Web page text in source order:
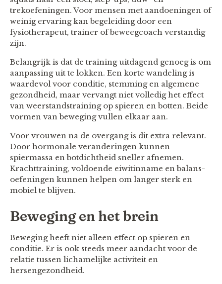
trekoefeningen. Voor mensen met aandoeningen of
weinig ervaring kan begeleiding door een
fysiotherapeut, trainer of beweegcoach verstandig
zijn.
Belangrijk is dat de training uitdagend genoeg is om
aanpassing uit te lokken. Een korte wandeling is
waardevol voor conditie, stemming en algemene
gezondheid, maar vervangt niet volledig het effect
van weerstandstraining op spieren en botten. Beide
vormen van beweging vullen elkaar aan.
Voor vrouwen na de overgang is dit extra relevant.
Door hormonale veranderingen kunnen
spiermassa en botdichtheid sneller afnemen.
Krachttraining, voldoende eiwitinname en balans-
oefeningen kunnen helpen om langer sterk en
mobiel te blijven.
Beweging en het brein
Beweging heeft niet alleen effect op spieren en
conditie. Er is ook steeds meer aandacht voor de
relatie tussen lichamelijke activiteit en
hersengezondheid.